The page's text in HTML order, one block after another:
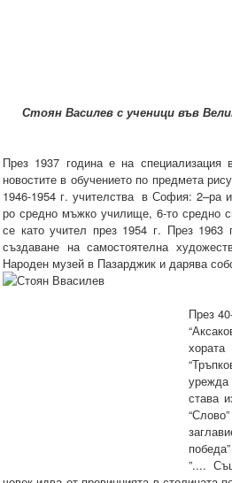
Стоян Василев с ученици във
През 1937 година е на специализация
новостите в обучението по предмета
1946-1954 г. учителства в София: 2–ра
ро средно мъжко училище, 6-то средно
се като учител през 1954 г. През 1963
създаване на самостоятелна
Народен музей в Пазарджик и дарява
През
става
”....